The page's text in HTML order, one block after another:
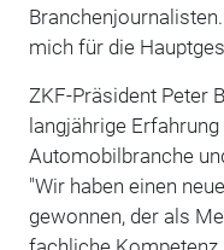
mich für die
ZKF-Präsident Peter
langjährige
Automobilbranche
"Wir haben einen
gewonnen, der als